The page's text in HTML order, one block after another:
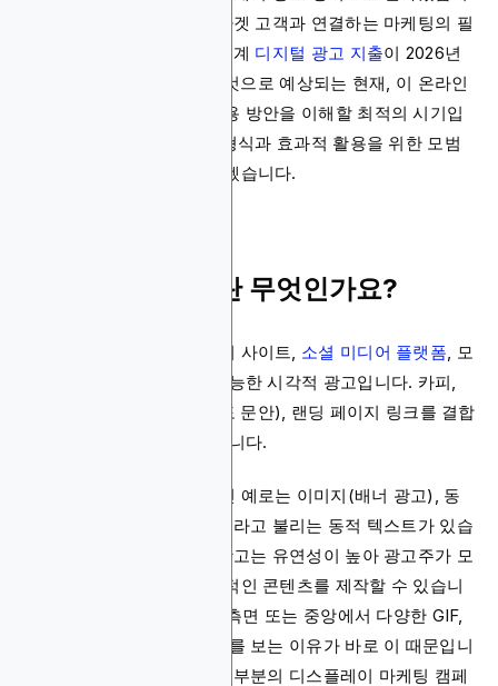
다. 이를 통해 다채널에서 타겟 고객과 연결하는 마케팅의 필
수 요소가 되었습니다. 전 세계 디지털 광고 지출이 2026년
까지 8,360억 달러에 이를 것으로 예상되는 현재, 이 온라인
디스플레이 광고 형식의 활용 방안을 이해할 최적의 시기입
니다. 본 글에서는 이 광고 형식과 효과적 활용을 위한 모범
사례에 대해 상세히 알아보겠습니다.
디스플레이 광고란 무엇인가요?
디스플레이 광고는 서드파티 사이트, 소셜 미디어 플랫폼, 모
바일 앱에 나타나는 클릭 가능한 시각적 광고입니다. 카피,
시각적 요소, CTA(클릭 유도 문안), 랜딩 페이지 링크를 결합
한 디지털 광고의 한 형태입니다.
디스플레이 광고의 대표적인 예로는 이미지(배너 광고), 동
영상, 또는 리치 미디어 광고라고 불리는 동적 텍스트가 있습
니다. 이러한 사이트 배치 광고는 유연성이 높아 광고주가 모
양과 크기를 조정하여 매력적인 콘텐츠를 제작할 수 있습니
다. 웹사이트의 상단, 하단, 측면 또는 중앙에서 다양한 GIF,
텍스트, 동영상 또는 이미지를 보는 이유가 바로 이 때문입니
다. 표시 방식과 관계없이 대부분의 디스플레이 마케팅 캠페